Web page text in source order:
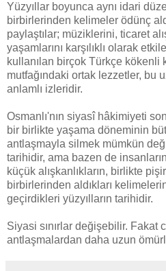
Yüzyıllar boyunca aynı idari
birbirlerinden kelimeler ödünç
paylaştılar; müziklerini, ticaret
yaşamlarını karşılıklı olarak
kullanılan birçok Türkçe kökenli
mutfağındaki ortak lezzetler, bu
anlamlı izleridir.
Osmanlı'nın siyasî hâkimiyeti
bir birlikte yaşama döneminin
antlaşmayla silmek mümkün
tarihidir, ama bazen de
küçük alışkanlıkların, birlikte
birbirlerinden aldıkları
geçirdikleri yüzyılların tarihidir.
Siyasi sınırlar değişebilir. Fakat
antlaşmalardan daha uzun